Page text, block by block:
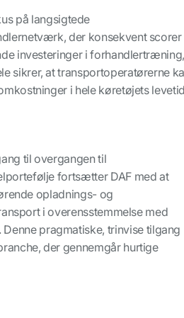
på langsigtede
der konsekvent scorer
investeringer i forhandlertræning,
sikrer, at transportoperatørerne
i hele køretøjets
til overgangen til
fortsætter DAF med at
opladnings- og
i overensstemmelse med
pragmatiske, trinvise tilgang
der gennemgår hurtige